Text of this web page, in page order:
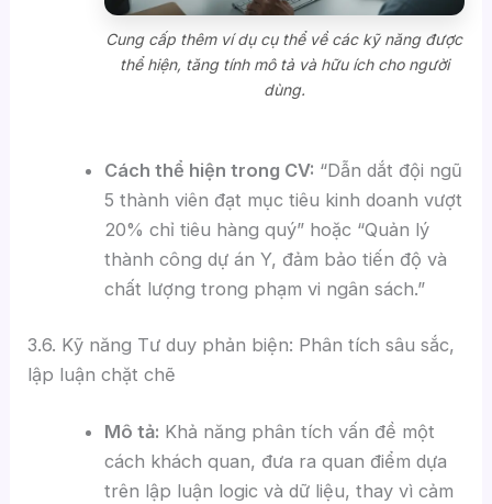
Cung cấp thêm ví dụ cụ thể về các kỹ năng được
thể hiện, tăng tính mô tả và hữu ích cho người
dùng.
Cách thể hiện trong CV: “Dẫn dắt đội ngũ
5 thành viên đạt mục tiêu kinh doanh vượt
20% chỉ tiêu hàng quý” hoặc “Quản lý
thành công dự án Y, đảm bảo tiến độ và
chất lượng trong phạm vi ngân sách.”
3.6. Kỹ năng Tư duy phản biện: Phân tích sâu sắc,
lập luận chặt chẽ
Mô tả: Khả năng phân tích vấn đề một
cách khách quan, đưa ra quan điểm dựa
trên lập luận logic và dữ liệu, thay vì cảm